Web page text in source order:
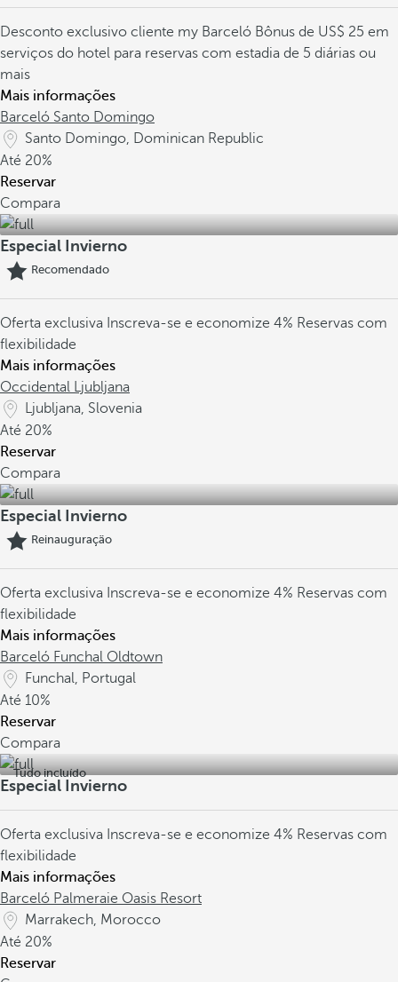
Desconto exclusivo cliente my Barceló Bônus de US$ 25 em
serviços do hotel para reservas com estadia de 5 diárias ou
mais
Mais informações
Barceló Santo Domingo
Santo Domingo, Dominican Republic
Até 20%
Reservar
Compara
Especial Invierno
Recomendado
Oferta exclusiva Inscreva-se e economize 4% Reservas com
flexibilidade
Mais informações
Occidental Ljubljana
Ljubljana, Slovenia
Até 20%
Reservar
Compara
Especial Invierno
Reinauguração
Oferta exclusiva Inscreva-se e economize 4% Reservas com
flexibilidade
Mais informações
Barceló Funchal Oldtown
Funchal, Portugal
Até 10%
Reservar
Compara
Tudo incluído
Especial Invierno
Oferta exclusiva Inscreva-se e economize 4% Reservas com
flexibilidade
Mais informações
Barceló Palmeraie Oasis Resort
Marrakech, Morocco
Até 20%
Reservar